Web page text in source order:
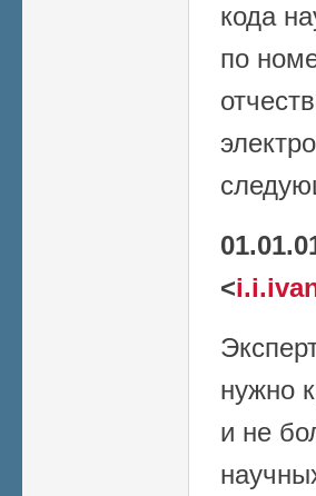
кода
по
<
нужно
и не